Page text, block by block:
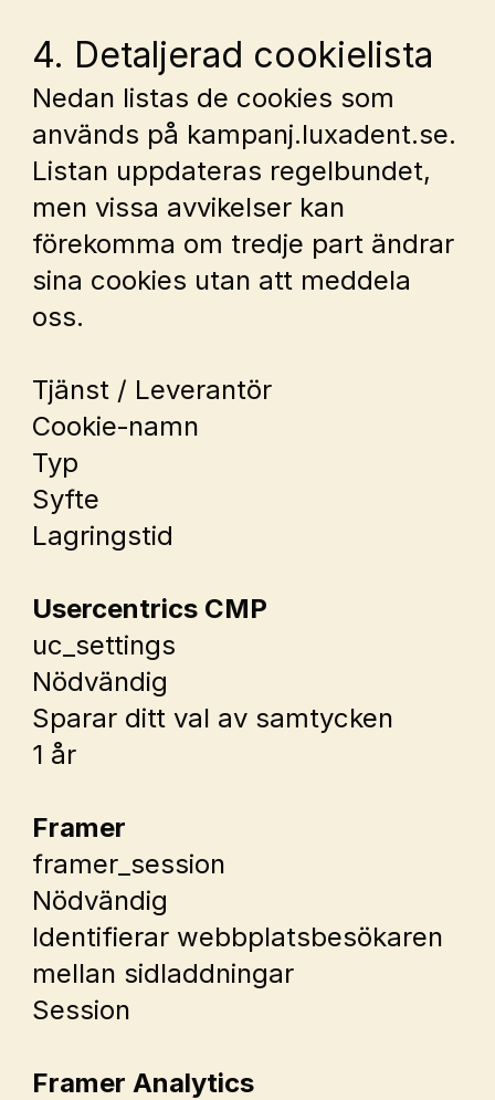
4. Detaljerad cookielista
Nedan listas de cookies som
används på kampanj.luxadent.se.
Listan uppdateras regelbundet,
men vissa avvikelser kan
förekomma om tredje part ändrar
sina cookies utan att meddela
oss.
Tjänst / Leverantör
Cookie‑namn
Typ
Syfte
Lagringstid
Usercentrics CMP
uc_settings
Nödvändig
Sparar ditt val av samtycken
1 år
Framer
framer_session
Nödvändig
Identifierar webbplatsbesökaren
mellan sidladdningar
Session
Framer Analytics